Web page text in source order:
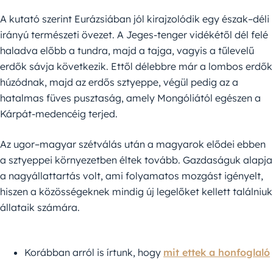
A kutató szerint Eurázsiában jól kirajzolódik egy észak–déli
irányú természeti övezet. A Jeges-tenger vidékétől dél felé
haladva előbb a tundra, majd a tajga, vagyis a tűlevelű
erdők sávja következik. Ettől délebbre már a lombos erdők
húzódnak, majd az erdős sztyeppe, végül pedig az a
hatalmas füves pusztaság, amely Mongóliától egészen a
Kárpát-medencéig terjed.
Az ugor–magyar szétválás után a magyarok elődei ebben
a sztyeppei környezetben éltek tovább. Gazdaságuk alapja
a nagyállattartás volt, ami folyamatos mozgást igényelt,
hiszen a közösségeknek mindig új legelőket kellett találniuk
állataik számára.
Korábban arról is írtunk, hogy mit ettek a honfoglaló